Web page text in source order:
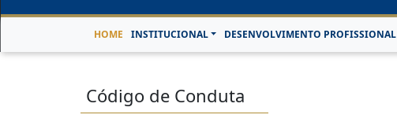
HOME INSTITUCIONAL DESENVOLVIMENTO PROFISSIONAL
Código de Conduta